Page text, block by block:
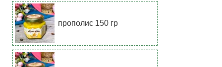
прополис 150 гр